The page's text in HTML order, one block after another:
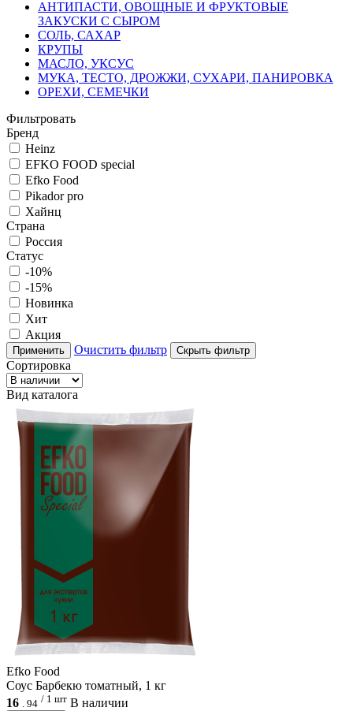
АНТИПАСТИ, ОВОЩНЫЕ И ФРУКТОВЫЕ
ЗАКУСКИ С СЫРОМ
СОЛЬ, САХАР
КРУПЫ
МАСЛО, УКСУС
МУКА, ТЕСТО, ДРОЖЖИ, СУХАРИ, ПАНИРОВКА
ОРЕХИ, СЕМЕЧКИ
Фильтровать
Бренд
Heinz
EFKO FOOD special
Efko Food
Pikador pro
Хайнц
Страна
Россия
Статус
-10%
-15%
Новинка
Хит
Акция
Применить Очистить фильтр Скрыть фильтр
Сортировка
Вид каталога
Efko Food
Соус Барбекю томатный, 1 кг
16 . 94 / 1 шт В наличии